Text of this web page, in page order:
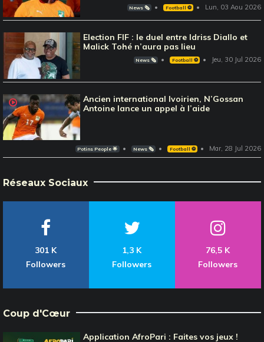
News 🗞️ Football ⚽️ Lun, 03 Aou 2026
Election FIF : le duel entre Idriss Diallo et
Malick Tohé n’aura pas lieu
News 🗞️ Football ⚽️ Jeu, 30 Jul 2026
Ancien international Ivoirien, N’Gossan
Antoine lance un appel à l’aide
Potins People 🌟 News 🗞️ Football ⚽️ Mar, 28 Jul 2026
Réseaux Sociaux
301 K
Followers
1,3 K
Followers
76,5 K
Followers
Coup d'Cœur
Application AfroPari : Faites vos jeux !